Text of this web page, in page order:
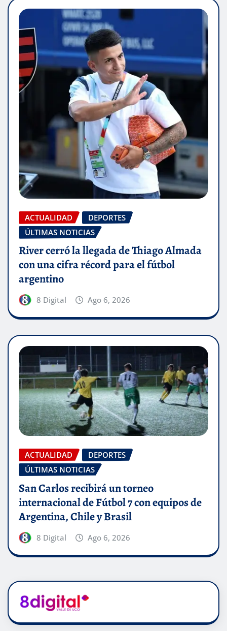
ACTUALIDAD
DEPORTES
ÚLTIMAS NOTICIAS
River cerró la llegada de Thiago Almada
con una cifra récord para el fútbol
argentino
8 Digital Ago 6, 2026
ACTUALIDAD
DEPORTES
ÚLTIMAS NOTICIAS
San Carlos recibirá un torneo
internacional de Fútbol 7 con equipos de
Argentina, Chile y Brasil
8 Digital Ago 6, 2026